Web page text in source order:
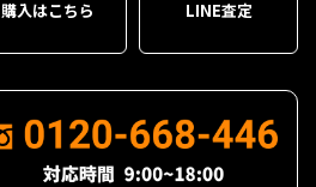
購入はこちら LINE査定